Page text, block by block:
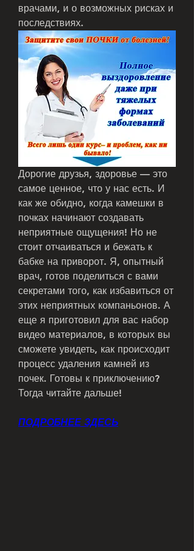
врачами, и о возможных рисках и
последствиях.
Дорогие друзья, здоровье — это
самое ценное, что у нас есть. И
как же обидно, когда камешки в
почках начинают создавать
неприятные ощущения! Но не
стоит отчаиваться и бежать к
бабке на приворот. Я, опытный
врач, готов поделиться с вами
секретами того, как избавиться от
этих неприятных компаньонов. А
еще я приготовил для вас набор
видео материалов, в которых вы
сможете увидеть, как происходит
процесс удаления камней из
почек. Готовы к приключению?
Тогда читайте дальше!
ПОДРОБНЕЕ ЗДЕСЬ